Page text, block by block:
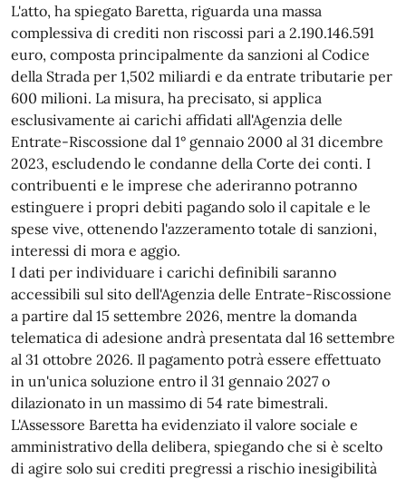
L'atto, ha spiegato Baretta, riguarda una massa
complessiva di crediti non riscossi pari a 2.190.146.591
euro, composta principalmente da sanzioni al Codice
della Strada per 1,502 miliardi e da entrate tributarie per
600 milioni. La misura, ha precisato, si applica
esclusivamente ai carichi affidati all'Agenzia delle
Entrate-Riscossione dal 1° gennaio 2000 al 31 dicembre
2023, escludendo le condanne della Corte dei conti. I
contribuenti e le imprese che aderiranno potranno
estinguere i propri debiti pagando solo il capitale e le
spese vive, ottenendo l'azzeramento totale di sanzioni,
interessi di mora e aggio.
I dati per individuare i carichi definibili saranno
accessibili sul sito dell'Agenzia delle Entrate-Riscossione
a partire dal 15 settembre 2026, mentre la domanda
telematica di adesione andrà presentata dal 16 settembre
al 31 ottobre 2026. Il pagamento potrà essere effettuato
in un'unica soluzione entro il 31 gennaio 2027 o
dilazionato in un massimo di 54 rate bimestrali.
L'Assessore Baretta ha evidenziato il valore sociale e
amministrativo della delibera, spiegando che si è scelto
di agire solo sui crediti pregressi a rischio inesigibilità